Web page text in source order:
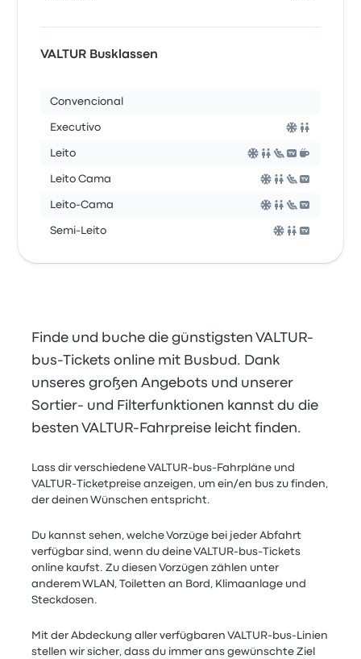
VALTUR Busklassen
Convencional
Executivo
Leito
Leito Cama
Leito-Cama
Semi-Leito
Finde und buche die günstigsten VALTUR-
bus-Tickets online mit Busbud. Dank
unseres großen Angebots und unserer
Sortier- und Filterfunktionen kannst du die
besten VALTUR-Fahrpreise leicht finden.
Lass dir verschiedene VALTUR-bus-Fahrpläne und
VALTUR-Ticketpreise anzeigen, um ein/en bus zu finden,
der deinen Wünschen entspricht.
Du kannst sehen, welche Vorzüge bei jeder Abfahrt
verfügbar sind, wenn du deine VALTUR-bus-Tickets
online kaufst. Zu diesen Vorzügen zählen unter
anderem WLAN, Toiletten an Bord, Klimaanlage und
Steckdosen.
Mit der Abdeckung aller verfügbaren VALTUR-bus-Linien
stellen wir sicher, dass du immer ans gewünschte Ziel